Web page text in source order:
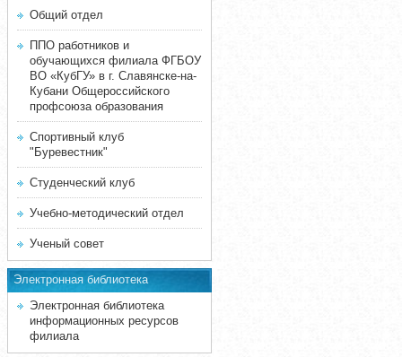
Общий отдел
ППО работников и
обучающихся филиала ФГБОУ
ВО «КубГУ» в г. Славянске-на-
Кубани Общероссийского
профсоюза образования
Спортивный клуб
"Буревестник"
Студенческий клуб
Учебно-методический отдел
Ученый совет
Электронная библиотека
Электронная библиотека
информационных ресурсов
филиала